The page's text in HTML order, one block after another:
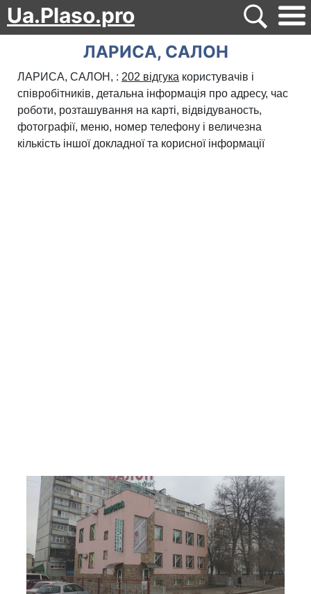
Ua.Plaso.pro
ЛАРИСА, САЛОН
ЛАРИСА, САЛОН, : 202 відгука користувачів і
співробітників, детальна інформація про адресу, час
роботи, розташування на карті, відвідуваность,
фотографії, меню, номер телефону і величезна
кількість іншої докладної та корисної інформації